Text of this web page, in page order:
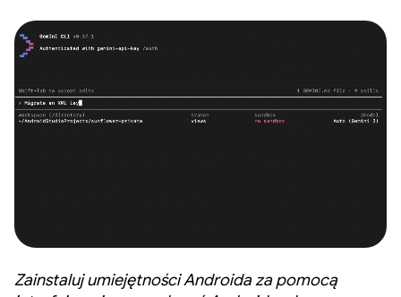
Zainstaluj umiejętności Androida za pomocą